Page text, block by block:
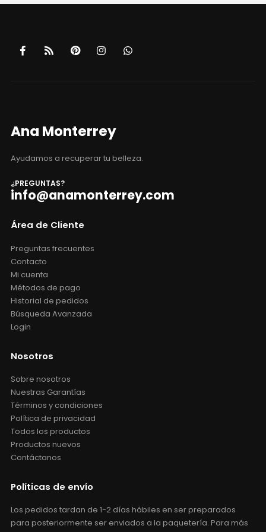
Ana Monterrey
Ayudamos a recuperar tu belleza.
¿PREGUNTAS?
info@anamonterrey.com
Área de Cliente
Preguntas frecuentes
Contacto
Mi cuenta
Métodos de pago
Historial de pedidos
Búsqueda Avanzada
Login
Nosotros
Sobre nosotros
Nuestras Garantías
Términos y condiciones
Política de privacidad
Todos los productos
Productos nuevos
Contáctanos
Políticas de envío
Los pedidos tardan de 1-2 días hábiles en ser preparados
para posteriormente ser enviados a la paquetería. Para más